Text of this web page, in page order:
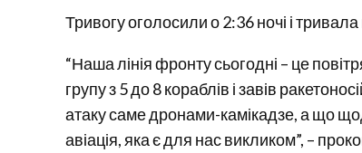
Тривогу оголосили о 2:36 ночі і
“Наша лінія фронту сьогодні – це
групу з 5 до 8 кораблів і завів
атаку саме дронами-камікадзе, а що
авіація, яка є для нас викликом”, –